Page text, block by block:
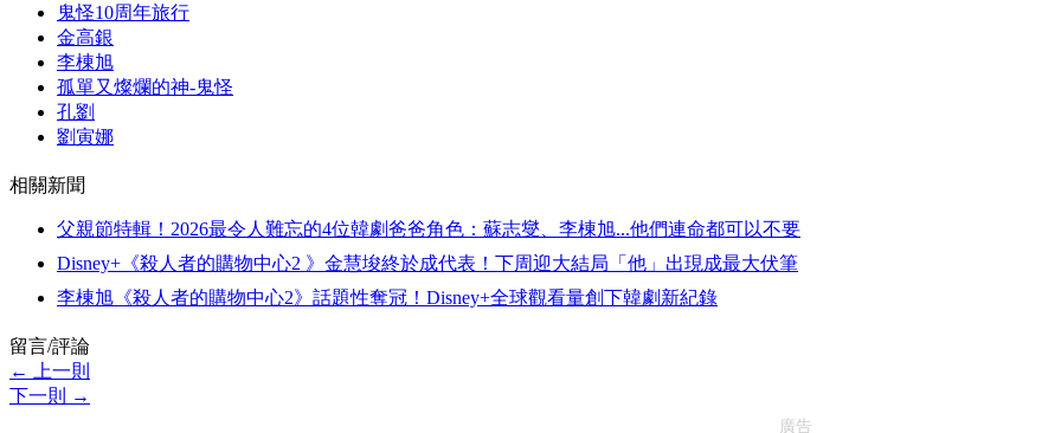
鬼怪10周年旅行
金高銀
李棟旭
孤單又燦爛的神-鬼怪
孔劉
劉寅娜
相關新聞
父親節特輯！2026最令人難忘的4位韓劇爸爸角色：蘇志燮、李棟旭...他們連命都可以不要
Disney+《殺人者的購物中心2 》金慧埈終於成代表！下周迎大結局「他」出現成最大伏筆
李棟旭《殺人者的購物中心2》話題性奪冠！Disney+全球觀看量創下韓劇新紀錄
留言/評論
← 上一則
下一則 →
廣告